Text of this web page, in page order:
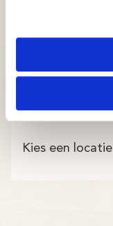
Kies een locatie